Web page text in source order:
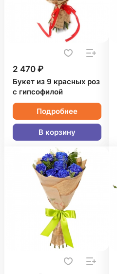
2 470 ₽
Букет из 9 красных роз
с гипсофилой
Подробнее
В корзину